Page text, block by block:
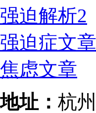
强迫解析2
强迫症文章
焦虑文章
地址： 杭